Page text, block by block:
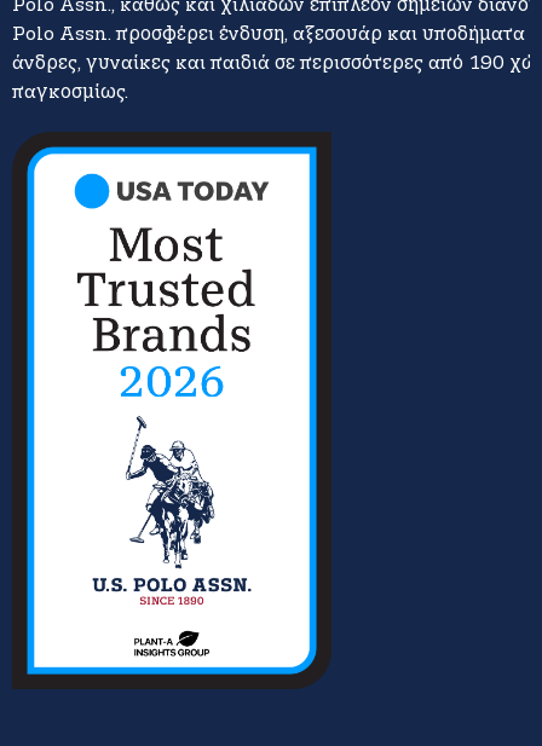
Polo Assn., καθώς και χιλιάδων επιπλέον σημείων
Polo Assn. προσφέρει ένδυση, αξεσουάρ και υποδήματα
άνδρες, γυναίκες και παιδιά σε περισσότερες από 190
παγκοσμίως.